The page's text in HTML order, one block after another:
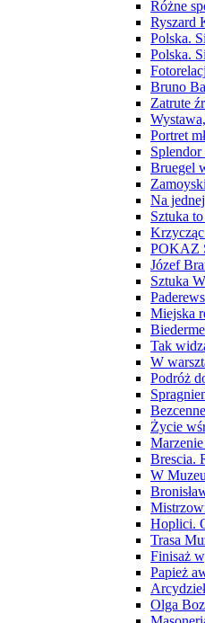
Różne
Ryszard
Polska.
Polska.
Bruno
Zatrute
Portret
Bruegel
Na
Sztuka
POKAZ
Józef
Sztuka
Miejska
Tak
W
Podróż
Życie
Brescia.
W
Hoplici.
Trasa
Finisaż
Papież
Olga